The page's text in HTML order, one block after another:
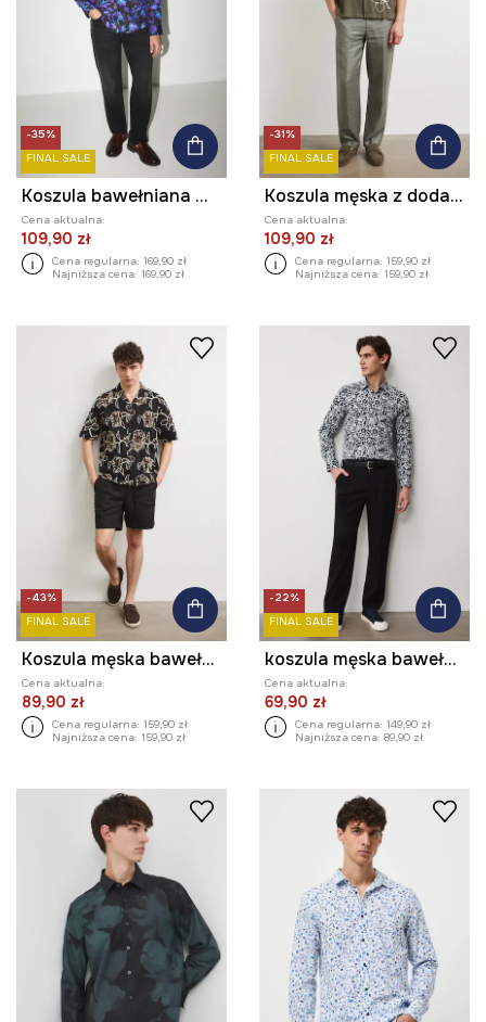
-35%
FINAL SALE
Koszula bawełniana męska z kołnierzykiem klasycznym w kwiaty
Cena aktualna:
109,90 zł
Cena regularna: 169,90 zł
Najniższa cena: 169,90 zł
-31%
FINAL SALE
Koszula męska z dodatkiem lnu
Cena aktualna:
109,90 zł
Cena regularna: 159,90 zł
Najniższa cena: 159,90 zł
-43%
FINAL SALE
Koszula męska bawełniana w kwiaty
Cena aktualna:
89,90 zł
Cena regularna: 159,90 zł
Najniższa cena: 159,90 zł
-22%
FINAL SALE
koszula męska bawełniana
Cena aktualna:
69,90 zł
Cena regularna: 149,90 zł
Najniższa cena: 89,90 zł